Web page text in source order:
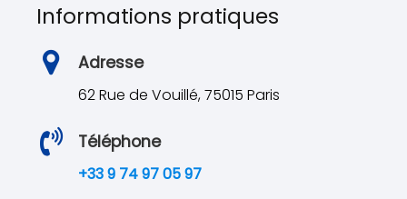
Informations pratiques
Adresse
62 Rue de Vouillé, 75015 Paris
Téléphone
+33 9 74 97 05 97